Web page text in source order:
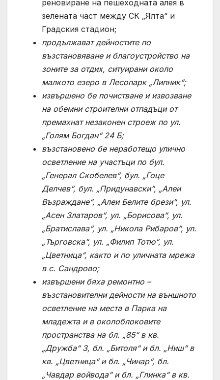
реновиране на пешеходната алея в
зелената част между СК „Ялта“ и
Градския стадион;
продължават дейностите по
възстановяване и благоустройство на
зоните за отдих, ситуирани около
малкото езеро в Лесопарк „Липник“;
извършено бе почистване и извозване
на обемни строителни отпадъци от
премахнат незаконен строеж по ул.
„Голям Богдан“ 24 Б;
възстановено бe неработещо улично
осветление на участъци по бул.
„Генерал Скобелев“, бул. „Гоце
Делчев“, бул. „Придунавски“, „Алеи
Възраждане“, „Алеи Белите брези“, ул.
„Асен Златаров“, ул. „Борисова“, ул.
„Братислава“, ул. „Никола Рибаров“, ул.
„Търговска“, ул. „Филип Тотю“, ул.
„Цветница“, както и по уличната мрежа
в с. Сандрово;
извършени бяха ремонтно –
възстановителни дейности на външното
осветление на места в Парка на
младежта и в околоблоковите
пространства на бл. „85“ в кв.
„Дружба“ 3, бл. „Битоля“ и бл. „Ниш“ в
кв. „Цветница“ и бл. „Чинар“, бл.
„Чавдар войвода“ и бл. „Глинка“ в кв.